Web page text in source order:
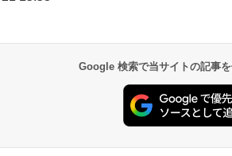
Google 検索で当サイトの記事